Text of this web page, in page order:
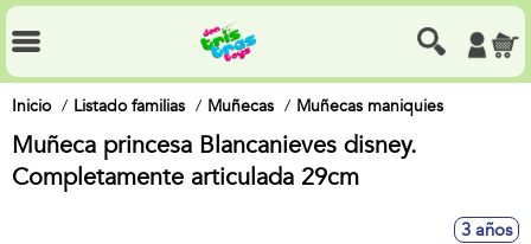
Inicio Listado familias Muñecas Muñecas maniquies
Muñeca princesa Blancanieves disney.
Completamente articulada 29cm
3 años